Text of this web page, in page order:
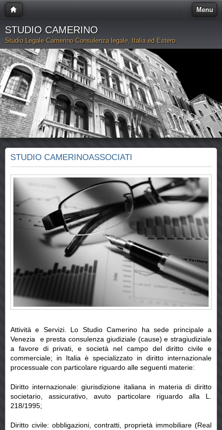
Menu
STUDIO CAMERINO
Studio Legale Camerino Consulenza legale, Italia ed Estero
STUDIO CAMERINOASSOCIATI
Attività e Servizi. Lo Studio Camerino ha sede principale a
Venezia e presta consulenza giudiziale (cause) e stragiudiziale
a favore di privati, e società nel campo del diritto civile e
commerciale; in Italia è specializzato in diritto internazionale
processuale con particolare riguardo alle seguenti materie:
Diritto internazionale: giurisdizione italiana in materia di diritto
societario, assicurativo, avuto particolare riguardo alla L.
218/1995;
Diritto civile: obbligazioni, contratti, proprietà immobiliare (Real